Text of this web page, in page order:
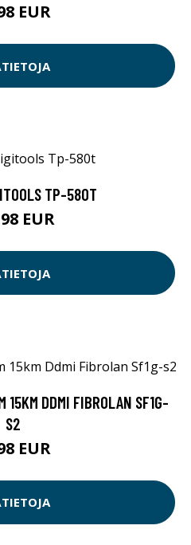
EUR
TP-580T
EUR
15KM DDMI FIBROLAN SF1G-
S2
EUR